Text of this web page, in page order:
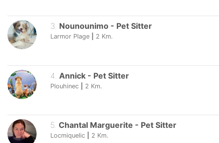
3. Nounounimo - Pet Sitter
Larmor Plage 2 Km.
4 Annick - Pet Sitter
Plouhinec 2 Km.
5 Chantal Marguerite - Pet Sitter
Locmiquelic 2 Km.